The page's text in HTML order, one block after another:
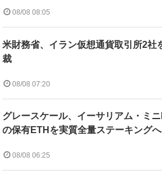
08/08 08:05
米財務省、イラン仮想通貨取引所2社
裁
08/08 07:20
グレースケール、イーサリアム・ミ
の保有ETHを実質全量ステーキングへ
08/08 06:25